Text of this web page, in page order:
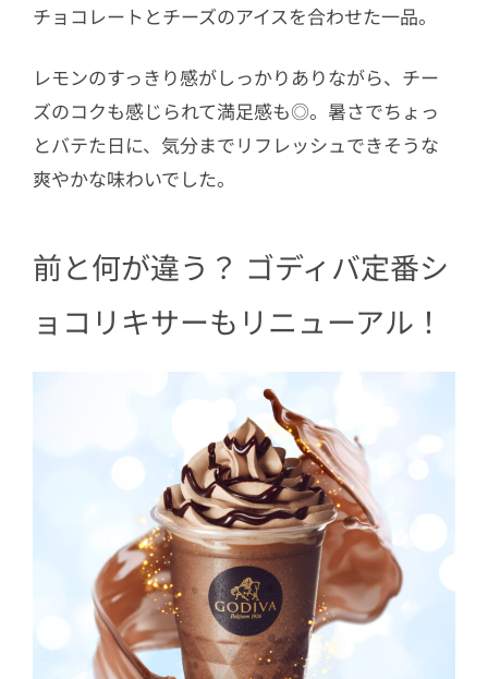
チョコレートとチーズのアイスを合わせた一品。
レモンのすっきり感がしっかりありながら、チー
ズのコクも感じられて満足感も◎。暑さでちょっ
とバテた日に、気分までリフレッシュできそうな
爽やかな味わいでした。
前と何が違う？ ゴディバ定番シ
ョコリキサーもリニューアル！